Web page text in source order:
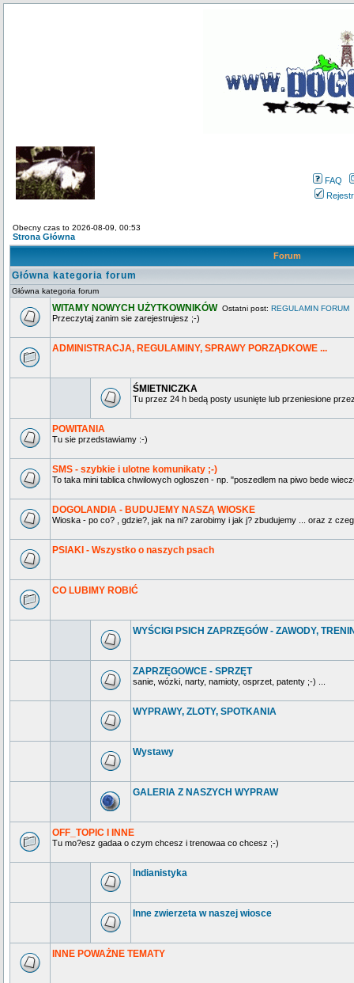
FAQ
Obecny czas to 2026-08-09, 00:53
Strona Główna
Forum
Główna kategoria forum
Główna kategoria forum
WITAMY NOWYCH UŻYTKOWNIKÓW Ostatni post: REGULAMIN FORUM
Przeczytaj zanim sie zarejestrujesz ;-)
ADMINISTRACJA, REGULAMINY, SPRAWY PORZĄDKOWE ...
ŚMIETNICZKA
Tu przez 24 h bedą posty usunięte lub przeniesione
POWITANIA
Tu sie przedstawiamy :-)
SMS - szybkie i ulotne komunikaty ;-)
To taka mini tablica chwilowych ogloszen - np. "poszedlem na piwo bede
DOGOLANDIA - BUDUJEMY NASZĄ WIOSKE
Wioska - po co? , gdzie?, jak na ni? zarobimy i jak j? zbudujemy ... oraz z
PSIAKI - Wszystko o naszych psach
CO LUBIMY ROBIĆ
WYŚCIGI PSICH ZAPRZĘGÓW - ZAWODY,
ZAPRZĘGOWCE - SPRZĘT
sanie, wózki, narty, namioty, osprzet, patenty ;-) ...
WYPRAWY, ZLOTY, SPOTKANIA
Wystawy
GALERIA Z NASZYCH WYPRAW
OFF_TOPIC I INNE
Tu mo?esz gadaa o czym chcesz i trenowaa co chcesz ;-)
Indianistyka
Inne zwierzeta w naszej wiosce
INNE POWAŻNE TEMATY